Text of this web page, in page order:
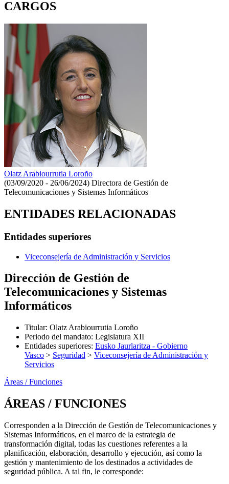
CARGOS
Olatz Arabiourrutia Loroño
(03/09/2020 - 26/06/2024) Directora de Gestión de
Telecomunicaciones y Sistemas Informáticos
ENTIDADES RELACIONADAS
Entidades superiores
Viceconsejería de Administración y Servicios
Dirección de Gestión de
Telecomunicaciones y Sistemas
Informáticos
Titular: Olatz Arabiourrutia Loroño
Periodo del mandato: Legislatura XII
Entidades superiores: Eusko Jaurlaritza - Gobierno
Vasco > Seguridad > Viceconsejería de Administración y
Servicios
Áreas / Funciones
ÁREAS / FUNCIONES
Corresponden a la Dirección de Gestión de Telecomunicaciones y
Sistemas Informáticos, en el marco de la estrategia de
transformación digital, todas las cuestiones referentes a la
planificación, elaboración, desarrollo y ejecución, así como la
gestión y mantenimiento de los destinados a actividades de
seguridad pública. A tal fin, le corresponde: